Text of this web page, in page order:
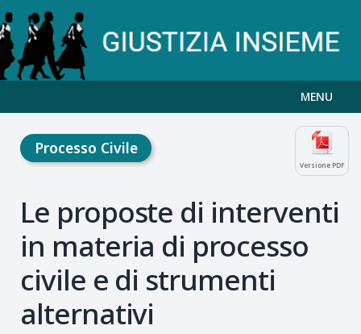
MENU
Versione PDF
Processo Civile
Le proposte di interventi
in materia di processo
civile e di strumenti
alternativi